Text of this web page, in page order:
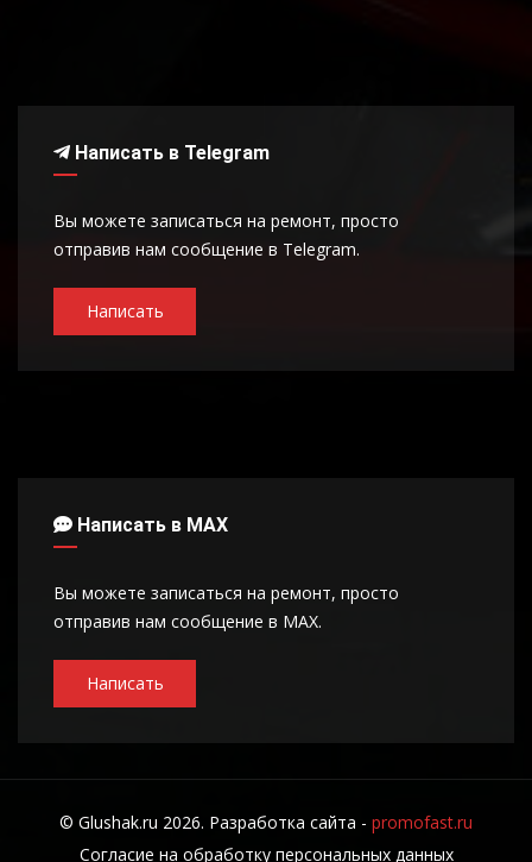
Написать в Telegram
Вы можете записаться на ремонт, просто
отправив нам сообщение в Telegram.
Написать
Написать в MAX
Вы можете записаться на ремонт, просто
отправив нам сообщение в MAX.
Написать
© Glushak.ru 2026. Разработка сайта - promofast.ru
Согласие на обработку персональных данных